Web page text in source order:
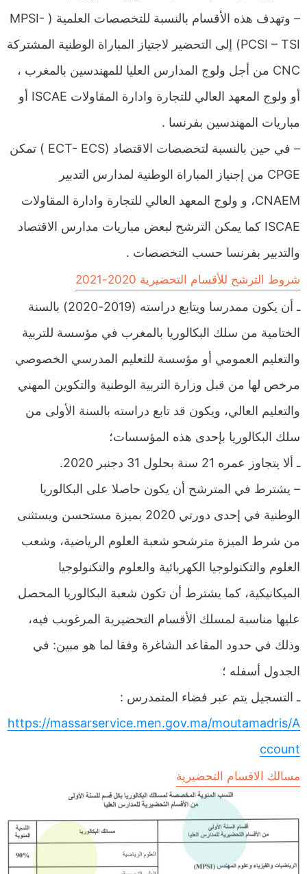
– وتهدف هذه الأقسام بالنسبة للتخصصات العلمية ( MPSI-
PCSI – TSI) إلى التحضير لاجتياز المباراة الوطنية المشتركة
CNC من أجل ولوج المدارس العليا للمهندسين بالمغرب ،
أو ولوج المعهد العالي للتجارة وادارة المقاولات ISCAE أو
مباريات المهندسين بفرنسا .
– في حين بالنسبة لتخصصات الاقتصاد (ECT- ECS ) تمكن
CPGE من إجنياز المباراة الوطنية لمدارس التدبير
CNAEM، و ولوج المعهد العالي للتجارة وادارة المقاولات
ISCAE كما يمكن الترشح لبعض مباريات مدارس الاقتصاد
والتدبير بفرنسا حسب التخصصات .
شروط الترشح للأقسام التحضيرية 2020-2021
ـ أن يكون ممدرسا ويتابع دراسته (2019-2020) بالسنة
الختامية من سلك البكالوريا بالمغرب في مؤسسة للتربية
والتعليم العمومي أو مؤسسة للتعليم المدرسي الخصوصي
مرخص لها من قبل وزارة التربية الوطنية والتكوين المهني
والتعليم العالي، ويكون قد تابع دراسته بالسنة الأولى من
سلك البكالوريا بإحدى هذه المؤسسات؛
ـ ألا يتجاوز عمره 21 سنة بحلول 31 دجنبر 2020.
– يشترط في المترشح أن يكون حاصلا على البكالوريا
الوطنية في إحدى دورتي 2020 بميزة مستحسن ويستثنى
من شرط الميزة مترشحو شعبة العلوم الرياضية، وشعب
العلوم والتكنولوجيا الكهربائية والعلوم والتكنولوجيا
الميكانيكية، كما يشترط أن تكون شعبة البكالوريا المحصل
عليها مناسبة لمسلك الأقسام التحضيرية المرغوبب فيه،
وذلك في حدود المقاعد الشاغرة وفقا لما هو مبين: في
الجدول أسفله ؛
ـ التسجيل يتم عبر فضاء المتمدرس :
https://massarservice.men.gov.ma/moutamadris/A
ccount
مسالك الاقسام التحضيرية